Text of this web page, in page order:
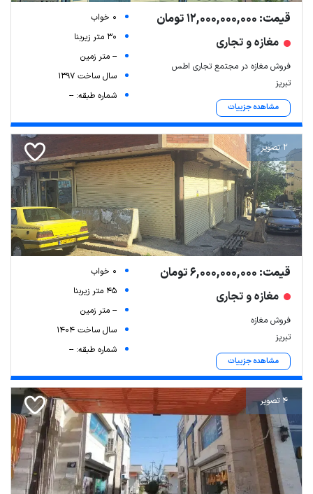
قیمت: 12,000,000,000 تومان
مغازه و تجاری
فروش مغازه در مجتمع تجاری اطس
تبریز
مشاهده جزییات
0 خواب
30 متر زیربنا
-- متر زمین
سال ساخت 1397
شماره طبقه: --
2 تصویر
قیمت: 6,000,000,000 تومان
مغازه و تجاری
فروش مغازه
تبریز
مشاهده جزییات
0 خواب
45 متر زیربنا
-- متر زمین
سال ساخت 1404
شماره طبقه: --
4 تصویر